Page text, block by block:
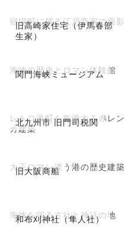
旧高崎家住宅（伊馬春部
生家）
宿場町に残る江戸商家の面影
関門海峡ミュージアム
海峡の歴史とロマン体験館
北九州市 旧門司税関
レトロ港町を象徴する赤レン
ガ建築
旧大阪商船
大正ロマン漂う港の歴史建築
和布刈神社（隼人社）
海峡を守る古社と神話の地